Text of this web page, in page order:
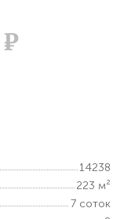
Р
14238
223 м²
7 соток